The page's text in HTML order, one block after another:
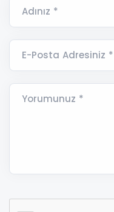
Adınız *
E-Posta Adresiniz *
Yorumunuz *